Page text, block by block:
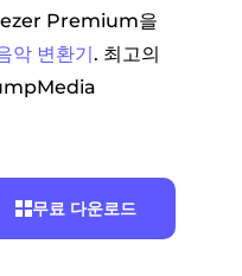
Premium을
악 변환기. 최고의
무료 다운로드